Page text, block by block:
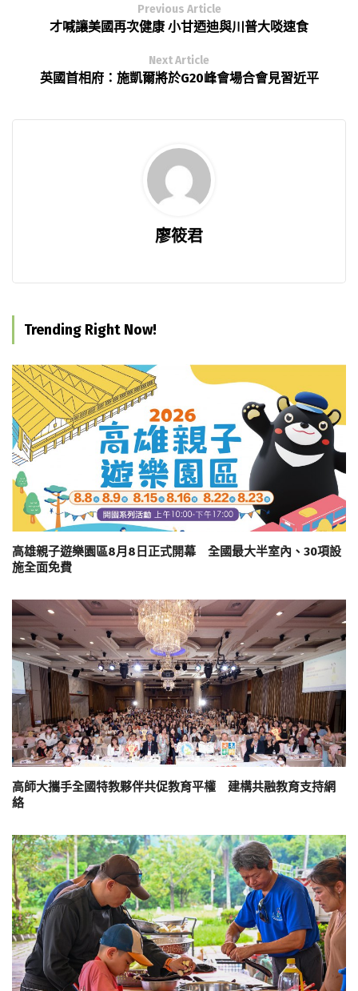
Previous Article
才喊讓美國再次健康 小甘迺迪與川普大啖速食
Next Article
英國首相府：施凱爾將於G20峰會場合會見習近平
廖筱君
Trending Right Now!
高雄親子遊樂園區8月8日正式開幕 全國最大半室內、30項設
施全面免費
高師大攜手全國特教夥伴共促教育平權 建構共融教育支持網
絡